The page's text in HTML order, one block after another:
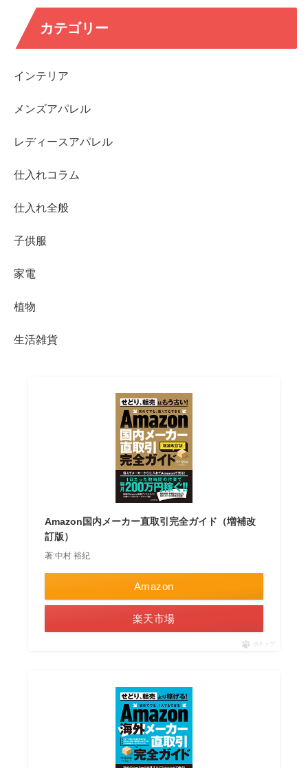
カテゴリー
インテリア
メンズアパレル
レディースアパレル
仕入れコラム
仕入れ全般
子供服
家電
植物
生活雑貨
Amazon国内メーカー直取引完全ガイド（増補改
訂版）
著:中村 裕紀
Amazon
楽天市場
ポチップ